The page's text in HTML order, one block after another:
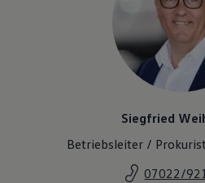
Siegfried
Betriebsleiter /
07022/